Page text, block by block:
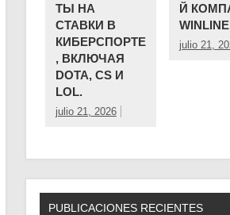
ТЫ НА
СТАВКИ В
КИБЕРСПОРТЕ
, ВКЛЮЧАЯ
DOTA, CS И
LOL.
julio 21, 2026
Й
WINLINE
julio 21,
PUBLICACIONES RECIENTES